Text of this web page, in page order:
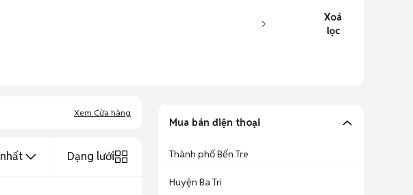
Xoá
lọc
Xem Cửa hàng
Dạng lưới
Mua bán điện thoại
Thành phố Bến Tre
Huyện Ba Tri